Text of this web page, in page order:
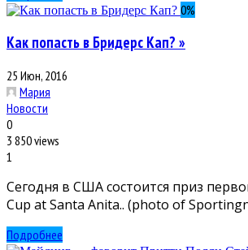
0%
Как попасть в Бридерс Кап? »
25 Июн, 2016
Мария
Новости
0
3 850 views
1
Сегодня в США состоится приз
Cup at Santa Anita.. (photo of
Подробнее